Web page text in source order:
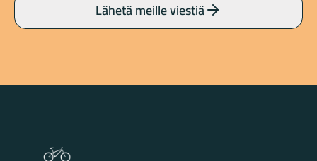
Lähetä meille viestiä
Lahden Polkupyörähuolto - etusivulle